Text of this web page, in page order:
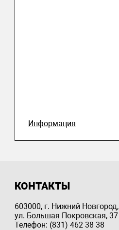
Информация
КОНТАКТЫ
603000, г. Нижний Новгород,
ул. Большая Покровская, 37
Телефон: (831) 462 38 38